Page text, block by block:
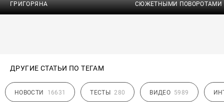
ГРИГОРЯНА
СЮЖЕТНЫМИ ПОВОРОТАМИ
ДРУГИЕ СТАТЬИ ПО ТЕГАМ
НОВОСТИ 16631 ТЕСТЫ 280 ВИДЕО 5989